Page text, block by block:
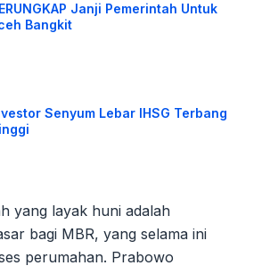
Janji Pemerintah Untuk
Bangkit
Senyum Lebar IHSG Terbang
yang layak huni adalah
bagi MBR, yang selama ini
perumahan. Prabowo